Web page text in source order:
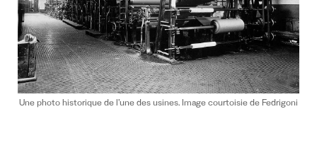
Une photo historique de l’une des usines. Image courtoisie de Fedrigoni